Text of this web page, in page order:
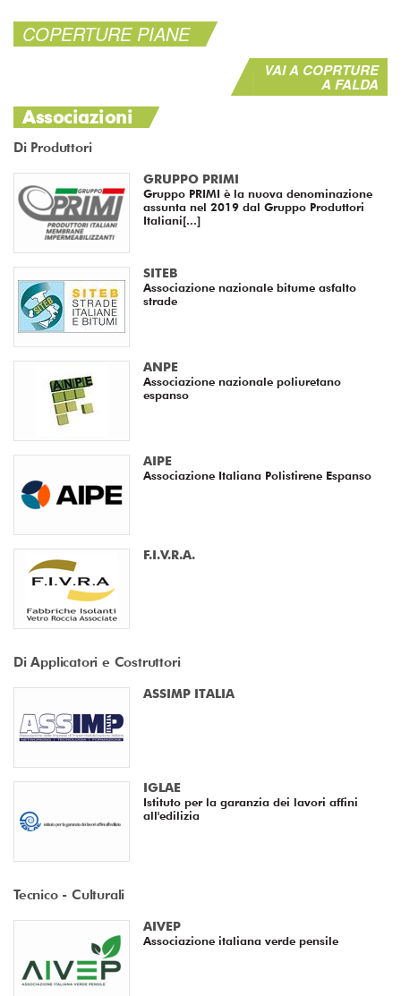
COPERTURE PIANE
VAI A COPRTURE
A FALDA
Associazioni
Di Produttori
GRUPPO PRIMI
Gruppo PRIMI è la nuova denominazione
assunta nel 2019 dal Gruppo Produttori
Italiani[...]
SITEB
Associazione nazionale bitume asfalto
strade
ANPE
Associazione nazionale poliuretano
espanso
AIPE
Associazione Italiana Polistirene Espanso
F.I.V.R.A.
Di Applicatori e Costruttori
ASSIMP ITALIA
IGLAE
Istituto per la garanzia dei lavori affini
all'edilizia
Tecnico - Culturali
AIVEP
Associazione italiana verde pensile